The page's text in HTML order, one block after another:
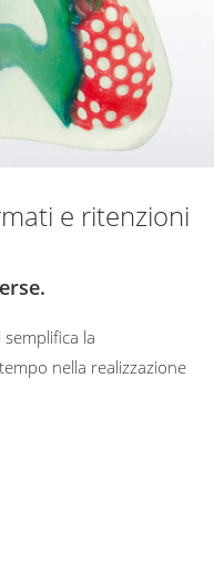
e ritenzioni
la
nella realizzazione